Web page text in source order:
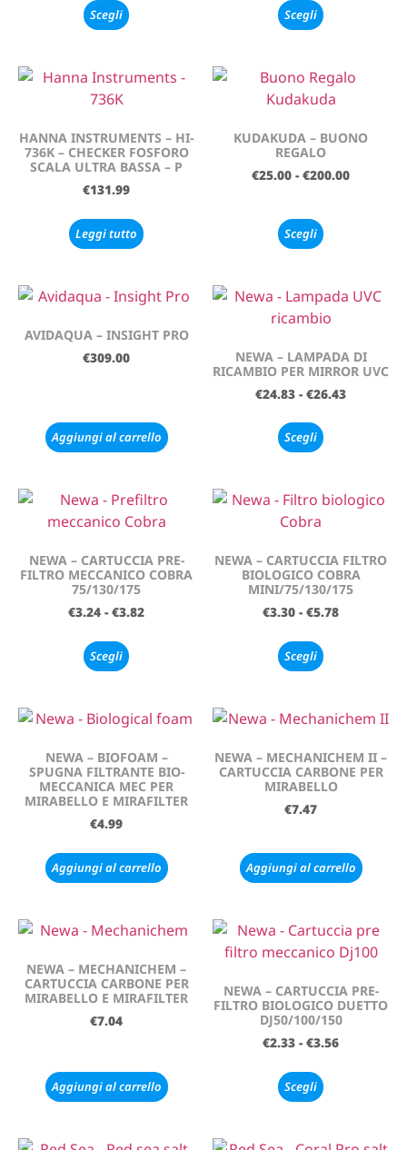
Scegli Scegli
HANNA INSTRUMENTS – HI-
736K – CHECKER FOSFORO
SCALA ULTRA BASSA – P
€131.99
Leggi tutto
KUDAKUDA – BUONO
REGALO
€25.00 - €200.00
Scegli
AVIDAQUA – INSIGHT PRO
€309.00
Aggiungi al carrello
NEWA – LAMPADA DI
RICAMBIO PER MIRROR UVC
€24.83 - €26.43
Scegli
NEWA – CARTUCCIA PRE-
FILTRO MECCANICO COBRA
75/130/175
€3.24 - €3.82
Scegli
NEWA – CARTUCCIA FILTRO
BIOLOGICO COBRA
MINI/75/130/175
€3.30 - €5.78
Scegli
NEWA – BIOFOAM –
SPUGNA FILTRANTE BIO-
MECCANICA MEC PER
MIRABELLO E MIRAFILTER
€4.99
Aggiungi al carrello
NEWA – MECHANICHEM II –
CARTUCCIA CARBONE PER
MIRABELLO
€7.47
Aggiungi al carrello
NEWA – MECHANICHEM –
CARTUCCIA CARBONE PER
MIRABELLO E MIRAFILTER
€7.04
Aggiungi al carrello
NEWA – CARTUCCIA PRE-
FILTRO BIOLOGICO DUETTO
DJ50/100/150
€2.33 - €3.56
Scegli